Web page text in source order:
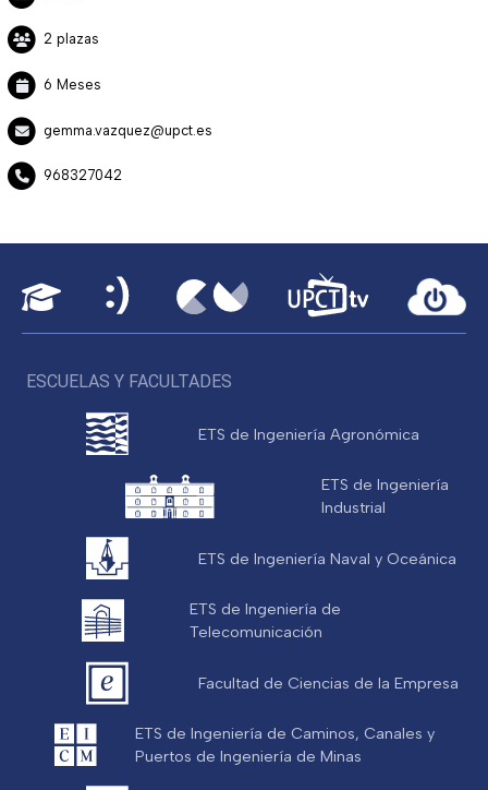
2 plazas
6 Meses
gemma.vazquez@upct.es
968327042
ESCUELAS Y FACULTADES
ETS de Ingeniería Agronómica
ETS de Ingeniería
Industrial
ETS de Ingeniería Naval y Oceánica
ETS de Ingeniería de
Telecomunicación
Facultad de Ciencias de la Empresa
ETS de Ingeniería de Caminos, Canales y
Puertos de Ingeniería de Minas